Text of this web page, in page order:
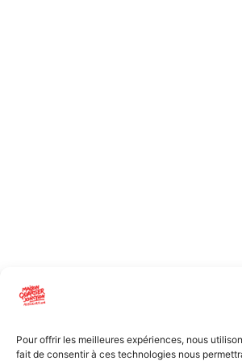
Pour offrir les meilleures expériences, nous
fait de consentir à ces technologies nous